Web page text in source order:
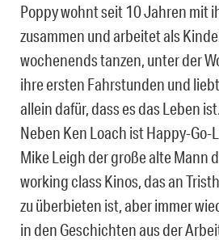
Poppy wohnt seit 10 Jahren mit
zusammen und arbeitet als
wochenends tanzen, unter der
ihre ersten Fahrstunden und
allein dafür, dass es das Leben
Neben Ken Loach ist Happy-Go-
Mike Leigh der große alte Mann
working class Kinos, das an
zu überbieten ist, aber immer
in den Geschichten aus der